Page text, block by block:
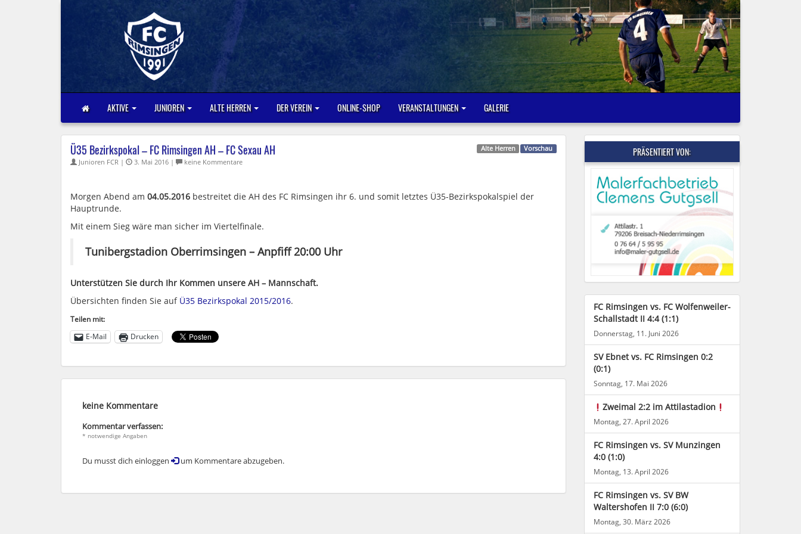
AKTIVE JUNIOREN ALTE HERREN DER VEREIN ONLINE-SHOP VERANSTALTUNGEN GALERIE
Ü35 Bezirkspokal – FC Rimsingen AH – FC Sexau AH Vorschau
Alte Herren
Junioren FCR | 3. Mai 2016 | keine Kommentare
Morgen Abend am 04.05.2016 bestreitet die AH des FC Rimsingen ihr 6. und somit letztes Ü35-Bezirkspokalspiel der
Hauptrunde.
Mit einem Sieg wäre man sicher im Viertelfinale.
Tunibergstadion Oberrimsingen – Anpfiff 20:00 Uhr
Unterstützen Sie durch Ihr Kommen unsere AH – Mannschaft.
Übersichten finden Sie auf Ü35 Bezirkspokal 2015/2016.
Teilen mit:
E-Mail
Drucken
keine Kommentare
Kommentar verfassen:
* notwendige Angaben
Du musst dich einloggen um Kommentare abzugeben.
PRÄSENTIERT VON:
FC Rimsingen vs. FC Wolfenweiler-
Schallstadt II 4:4 (1:1)
Donnerstag, 11. Juni 2026
SV Ebnet vs. FC Rimsingen 0:2
(0:1)
Sonntag, 17. Mai 2026
Zweimal 2:2 im Attilastadion
Montag, 27. April 2026
FC Rimsingen vs. SV Munzingen
4:0 (1:0)
Montag, 13. April 2026
FC Rimsingen vs. SV BW
Waltershofen II 7:0 (6:0)
Montag, 30. März 2026